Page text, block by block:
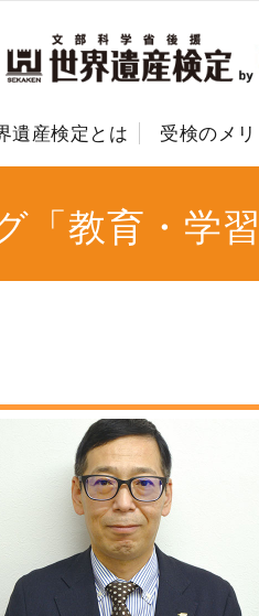
遺産検定とは 受検のメリ
「教育・学